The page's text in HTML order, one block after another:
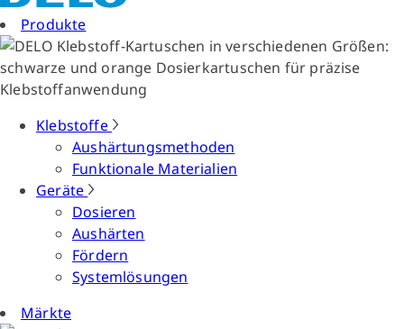
Produkte
Klebstoffe
Aushärtungsmethoden
Funktionale Materialien
Geräte
Dosieren
Aushärten
Fördern
Systemlösungen
Märkte